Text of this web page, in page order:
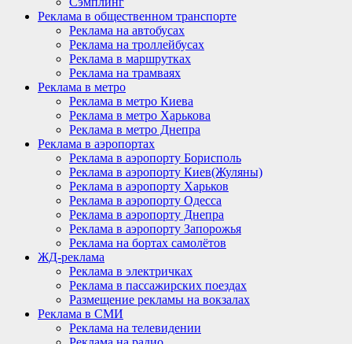
Реклама в общественном транспорте
Реклама на автобусах
Реклама на троллейбусах
Реклама в маршрутках
Реклама на трамваях
Реклама в метро
Реклама в метро Киева
Реклама в метро Харькова
Реклама в метро Днепра
Реклама в аэропортах
Реклама в аэропорту Борисполь
Реклама в аэропорту Киев(Жуляны)
Реклама в аэропорту Харьков
Реклама в аэропорту Одесса
Реклама в аэропорту Днепра
Реклама в аэропорту Запорожья
Реклама на бортах самолётов
ЖД-реклама
Реклама в электричках
Реклама в пассажирских поездах
Размещение рекламы на вокзалах
Реклама в СМИ
Реклама на телевидении